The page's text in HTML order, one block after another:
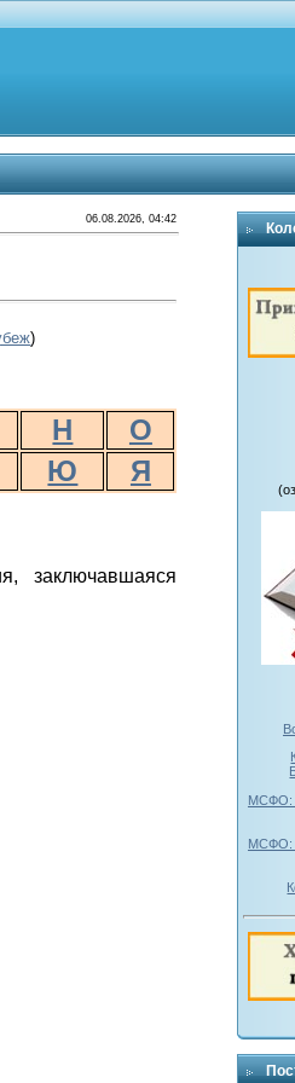
06.08.2026, 04:42
)
Н
О
Ю Я
заключавшаяся
МСФО:
МСФО: